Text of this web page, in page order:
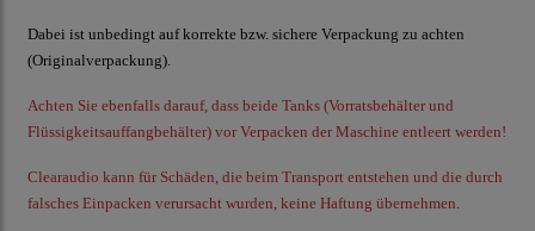
Dabei ist unbedingt auf korrekte bzw. sichere Verpackung zu achten
(Originalverpackung).
Achten Sie ebenfalls darauf, dass beide Tanks (Vorratsbehälter und
Flüssigkeitsauffangbehälter) vor Verpacken der Maschine entleert werden!
Clearaudio kann für Schäden, die beim Transport entstehen und die durch
falsches Einpacken verursacht wurden, keine Haftung übernehmen.